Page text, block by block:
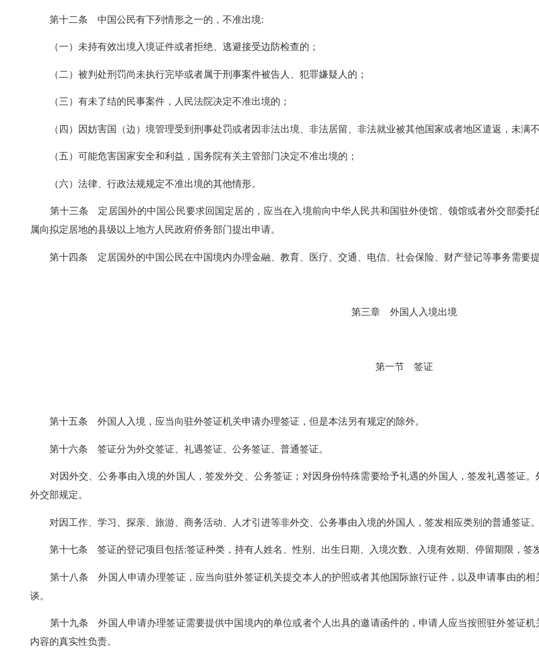
第十二条 中国公民有下列情形之一的，不准出境:
（一）未持有效出境入境证件或者拒绝、逃避接受边防检查的；
（二）被判处刑罚尚未执行完毕或者属于刑事案件被告人、犯罪嫌疑人的；
（三）有未了结的民事案件，人民法院决定不准出境的；
（四）因妨害国（边）境管理受到刑事处罚或者因非法出境、非法居留、非法就业被其他国家或者地区遣返，未满
（五）可能危害国家安全和利益，国务院有关主管部门决定不准出境的；
（六）法律、行政法规规定不准出境的其他情形。
第十三条 定居国外的中国公民要求回国定居的，应当在入境前向中华人民共和国驻外使馆、领馆或者外交部委托
属向拟定居地的县级以上地方人民政府侨务部门提出申请。
第十四条 定居国外的中国公民在中国境内办理金融、教育、医疗、交通、电信、社会保险、财产登记等事务需要
第三章 外国人入境出境
第一节 签证
第十五条 外国人入境，应当向驻外签证机关申请办理签证，但是本法另有规定的除外。
第十六条 签证分为外交签证、礼遇签证、公务签证、普通签证。
对因外交、公务事由入境的外国人，签发外交、公务签证；对因身份特殊需要给予礼遇的外国人，签发礼遇签证。
外交部规定。
对因工作、学习、探亲、旅游、商务活动、人才引进等非外交、公务事由入境的外国人，签发相应类别的普通签证
第十七条 签证的登记项目包括:签证种类，持有人姓名、性别、出生日期、入境次数、入境有效期、停留期限，签
第十八条 外国人申请办理签证，应当向驻外签证机关提交本人的护照或者其他国际旅行证件，以及申请事由的相
谈。
第十九条 外国人申请办理签证需要提供中国境内的单位或者个人出具的邀请函件的，申请人应当按照驻外签证机
内容的真实性负责。